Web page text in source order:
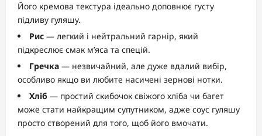
Його кремова текстура ідеально доповнює густу
підливу гуляшу.
Рис — легкий і нейтральний гарнір, який
підкреслює смак м’яса та спецій.
Гречка — незвичайний, але дуже вдалий вибір,
особливо якщо ви любите насичені зернові нотки.
Хліб — простий скибочок свіжого хліба чи багет
може стати найкращим супутником, адже соус гуляшу
просто створений для того, щоб його вмочати.